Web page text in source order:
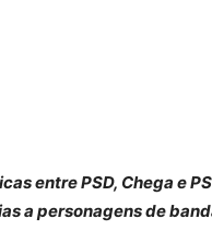
entre PSD, Chega e
a personagens de